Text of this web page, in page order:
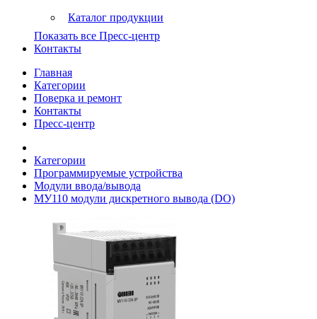
Каталог продукции
Показать все Пресс-центр
Контакты
Главная
Категории
Поверка и ремонт
Контакты
Пресс-центр
Категории
Программируемые устройства
Модули ввода/вывода
МУ110 модули дискретного вывода (DO)